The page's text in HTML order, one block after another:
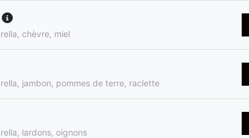
chèvre, miel
jambon, pommes de terre, raclette
lardons, oignons